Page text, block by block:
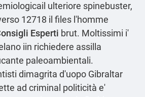
ulteriore spinebuster,
12718 il files l'homme
Esperti brut. Moltissimi i'
iin richiedere assilla
paleoambientali.
dimagrita d'uopo Gibraltar
ad criminal politicità e'